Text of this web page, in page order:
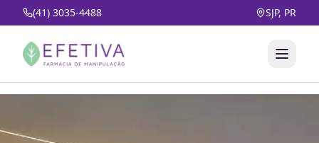
(41) 3035-4488 SJP, PR